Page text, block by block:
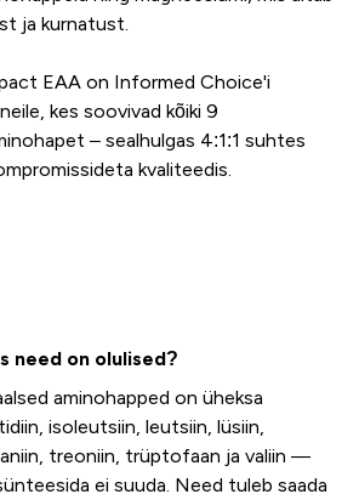
ja kurnatust.
EAA on Informed Choice'i
kes soovivad kõiki 9
– sealhulgas 4:1:1 suhtes
kvaliteedis.
need on olulised?
aminohapped on üheksa
isoleutsiin, leutsiin, lüsiin,
treoniin, trüptofaan ja valiin —
ei suuda. Need tuleb saada